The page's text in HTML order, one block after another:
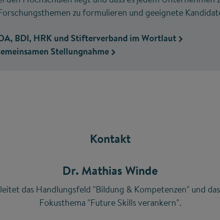
zu formulieren und geeignete
BDI, HRK und Stifterverband im Wortlaut
Stellungnahme
Kontakt
Dr. Mathias Winde
leitet das Handlungsfeld "Bildung & Kompetenzen" und das
Fokusthema "Future Skills verankern".